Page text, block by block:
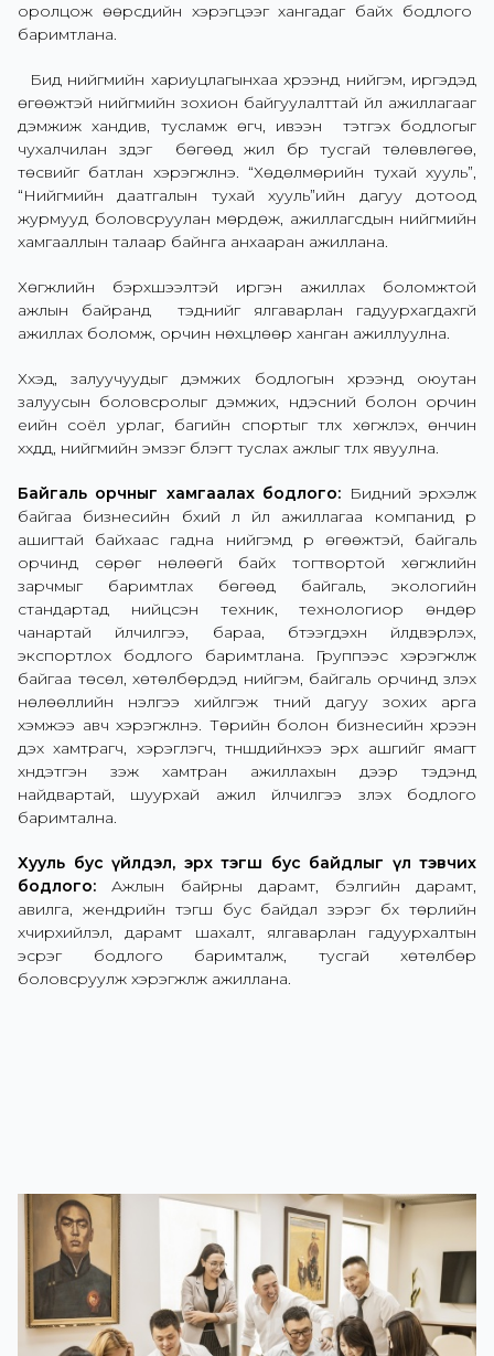
оролцож өөрсдийн хэрэгцээг хангадаг байх бодлого
баримтлана.
Бид нийгмийн хариуцлагынхаа хүрээнд нийгэм, иргэдэд
өгөөжтэй нийгмийн зохион байгуулалттай үйл ажиллагааг
дэмжиж хандив, тусламж өгч, ивээн тэтгэх бодлогыг
чухалчилан үздэг бөгөөд жил бүр тусгай төлөвлөгөө,
төсвийг батлан хэрэгжүүлнэ. “Хөдөлмөрийн тухай хууль”,
“Нийгмийн даатгалын тухай хууль”ийн дагуу дотоод
журмууд боловсруулан мөрдөж, ажиллагсдын нийгмийн
хамгааллын талаар байнга анхааран ажиллана.
Хөгжлийн бэрхшээлтэй иргэн ажиллах боломжтой
ажлын байранд тэднийг ялгаварлан гадуурхагдахгүй
ажиллах боломж, орчин нөхцлөөр ханган ажиллуулна.
Хүүхэд, залуучуудыг дэмжих бодлогын хүрээнд оюутан
залуусын боловсролыг дэмжих, үндэсний болон орчин
үеийн соёл урлаг, багийн спортыг түлхүү хөгжүүлэх, өнчин
хүүхдүүд, нийгмийн эмзэг бүлэгт туслах ажлыг түлхүү явуулна.
Байгаль орчныг хамгаалах бодлого: Бидний эрхэлж
байгаа бизнесийн бүхий л үйл ажиллагаа компанид үр
ашигтай байхаас гадна нийгэмд үр өгөөжтэй, байгаль
орчинд сөрөг нөлөөгүй байх тогтвортой хөгжлийн
зарчмыг баримтлах бөгөөд байгаль, экологийн
стандартад нийцсэн техник, технологиор өндөр
чанартай үйлчилгээ, бараа, бүтээгдэхүүн үйлдвэрлэх,
экспортлох бодлого баримтлана. Группээс хэрэгжүүлж
байгаа төсөл, хөтөлбөрүүдэд нийгэм, байгаль орчинд үзүүлэх
нөлөөллийн үнэлгээ хийлгэж түүний дагуу зохих арга
хэмжээ авч хэрэгжүүлнэ. Төрийн болон бизнесийн хүрээн
дэх хамтрагч, хэрэглэгч, түншүүдийнхээ эрх ашгийг ямагт
хүндэтгэн үзэж хамтран ажиллахын дээр тэдэнд
найдвартай, шуурхай ажил үйлчилгээ үзүүлэх бодлого
баримтална.
Хууль бус үйлдэл, эрх тэгш бус байдлыг үл тэвчих
бодлого: Ажлын байрны дарамт, бэлгийн дарамт,
авилга, жендрийн тэгш бус байдал зэрэг бүх төрлийн
хүчирхийлэл, дарамт шахалт, ялгаварлан гадуурхалтын
эсрэг бодлого баримталж, тусгай хөтөлбөр
боловсруулж хэрэгжүүлж ажиллана.